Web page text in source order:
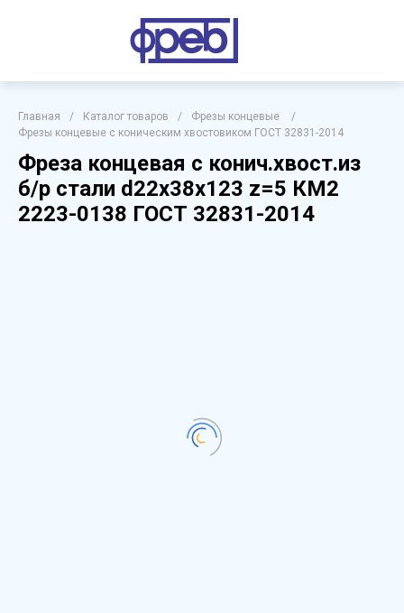
Главная / Каталог товаров / Фрезы концевые
/
Фрезы концевые с коническим хвостовиком ГОСТ 32831-2014
Фреза концевая с конич.хвост.из
б/р стали d22х38х123 z=5 КМ2
2223-0138 ГОСТ 32831-2014